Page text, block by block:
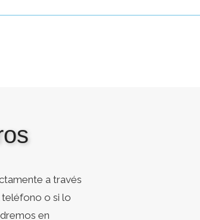
a través
o si lo
en